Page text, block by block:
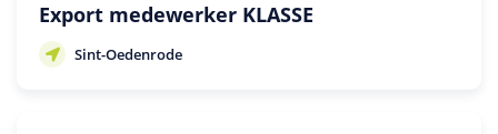
Export medewerker KLASSE
Sint-Oedenrode